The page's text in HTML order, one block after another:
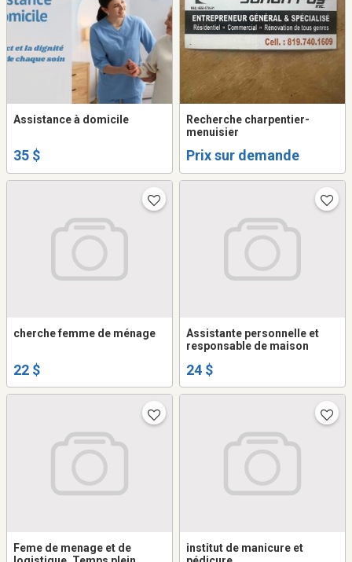
Assistance à domicile
35 $
Recherche charpentier-
menuisier
Prix sur demande
cherche femme de ménage
22 $
Assistante personnelle et
responsable de maison
24 $
Feme de menage et de
institut de manicure et